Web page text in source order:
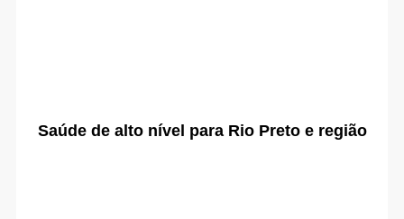
Saúde de alto nível para Rio Preto e região